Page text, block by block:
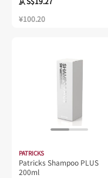
¥100.20
PATRICKS
Patricks Shampoo PLUS
200ml